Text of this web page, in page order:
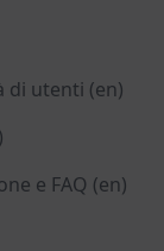
di utenti (en)
e FAQ (en)